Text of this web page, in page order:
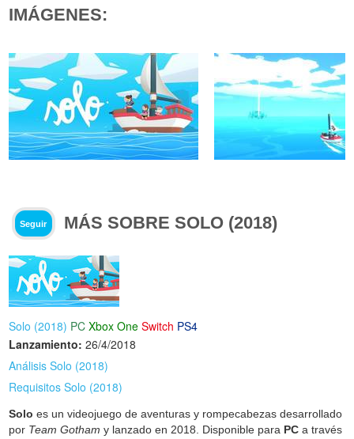
IMÁGENES:
Seguir MÁS SOBRE SOLO (2018)
Solo (2018) PC Xbox One Switch PS4
Lanzamiento: 26/4/2018
Análisis Solo (2018)
Requisitos Solo (2018)
Solo es un videojuego de aventuras y rompecabezas desarrollado
por Team Gotham y lanzado en 2018. Disponible para PC a través